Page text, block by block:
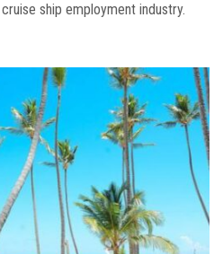
ship employment industry.